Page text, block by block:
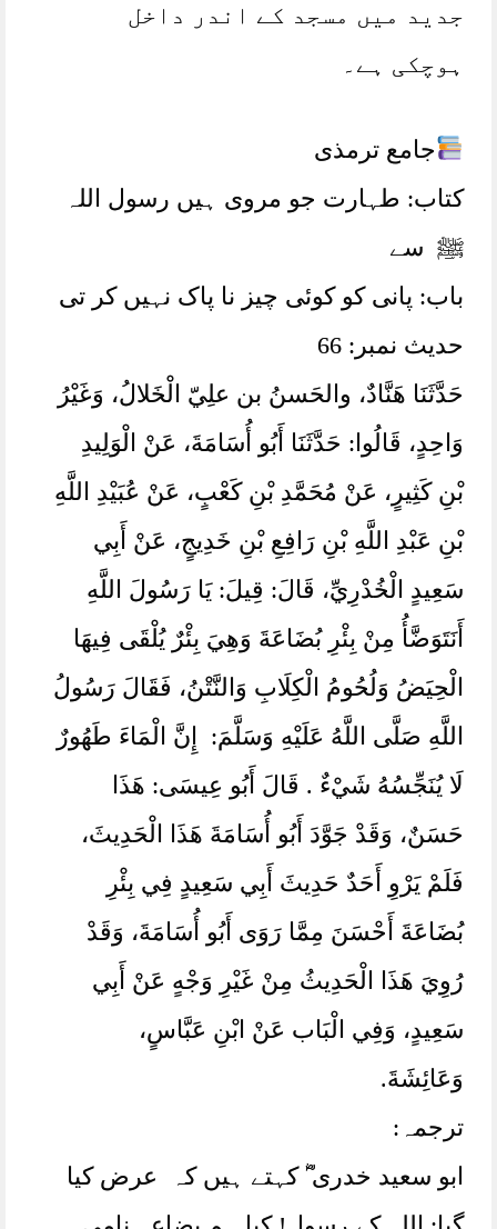
جدید میں مسجد کے اندر داخل
ہوچکی ہے۔
جامع ترمذی
کتاب: طہارت جو مروی ہیں رسول اللہ
ﷺ سے
باب: پانی کو کوئی چیز نا پاک نہیں کر تی
حدیث نمبر: 66
حَدَّثَنَا هَنَّادٌ، والحَسنُ بن علِيّ الْخَلالُ،‏‏‏‏ وَغَيْرُ
وَاحِدٍ، ‏‏‏‏‏‏قَالُوا:‏‏‏‏ حَدَّثَنَا أَبُو أُسَامَةَ، عَنْ الْوَلِيدِ
بْنِ كَثِيرٍ، عَنْ مُحَمَّدِ بْنِ كَعْبٍ، عَنْ عُبَيْدِ اللَّهِ
بْنِ عَبْدِ اللَّهِ بْنِ رَافِعِ بْنِ خَدِيجٍ، عَنْ أَبِي
سَعِيدٍ الْخُدْرِيِّ، قَالَ:‏‏‏‏ قِيلَ:‏‏‏‏ يَا رَسُولَ اللَّهِ
أَنَتَوَضَّأُ مِنْ بِئْرِ بُضَاعَةَ وَهِيَ بِئْرٌ يُلْقَى فِيهَا
الْحِيَضُ وَلُحُومُ الْكِلَابِ وَالنَّتْنُ، ‏‏‏‏‏‏فَقَالَ رَسُولُ
اللَّهِ صَلَّى اللَّهُ عَلَيْهِ وَسَلَّمَ:‏‏‏‏ إِنَّ الْمَاءَ طَهُورٌ
لَا يُنَجِّسُهُ شَيْءٌ . قَالَ أَبُو عِيسَى:‏‏‏‏ هَذَا
حَسَنٌ، ‏‏‏‏‏‏وَقَدْ جَوَّدَ أَبُو أُسَامَةَ هَذَا الْحَدِيثَ،
‏‏‏‏‏‏فَلَمْ يَرْوِ أَحَدٌ حَدِيثَ أَبِي سَعِيدٍ فِي بِئْرِ
بُضَاعَةَ أَحْسَنَ مِمَّا رَوَى أَبُو أُسَامَةَ، ‏‏‏‏‏‏وَقَدْ
رُوِيَ هَذَا الْحَدِيثُ مِنْ غَيْرِ وَجْهٍ عَنْ أَبِي
سَعِيدٍ، ‏‏‏‏‏‏وَفِي الْبَاب عَنْ ابْنِ عَبَّاسٍ،‏‏‏‏
وَعَائِشَةَ.
ترجمہ:
ابو سعید خدری ؓ کہتے ہیں کہ عرض کیا